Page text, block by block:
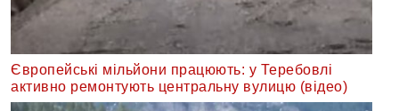
Європейські мільйони працюють: у Теребовлі
активно ремонтують центральну вулицю (відео)